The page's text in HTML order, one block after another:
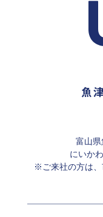
魚
富山
にいか
※ご来社の方は